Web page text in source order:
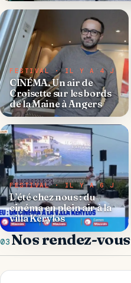
FESTIVAL · IL Y A 4 J
CINÉMA. Un air de
Croisette sur les bords
de la Maine à Angers
FESTIVAL · IL Y A 6 J
L’été chez nous : du
cinéma en plein air à la
villa Kérylos
03 Nos rendez-vous